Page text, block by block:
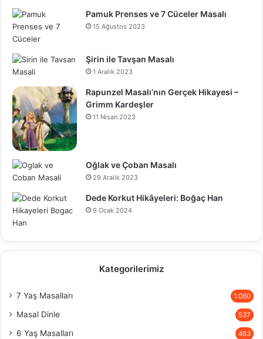
Pamuk Prenses ve 7 Cüceler Masalı
15 Ağustos 2023
Şirin ile Tavşan Masalı
1 Aralık 2023
Rapunzel Masalı’nın Gerçek Hikayesi –
Grimm Kardeşler
11 Nisan 2023
Oğlak ve Çoban Masalı
29 Aralık 2023
Dede Korkut Hikâyeleri: Boğaç Han
9 Ocak 2024
Kategorilerimiz
7 Yaş Masalları 1.060
Masal Dinle 537
6 Yaş Masalları 463